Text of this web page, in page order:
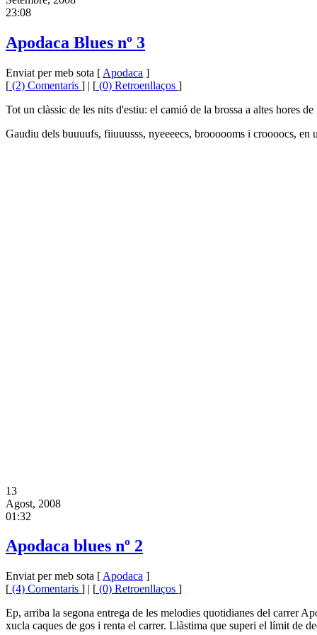
23:08
Apodaca Blues nº 3
Enviat per meb sota [ Apodaca ]
[ (2) Comentaris ] | [ (0) Retroenllaços ]
Tot un clàssic de les nits d'estiu: el camió de la brossa a altes hores
Gaudiu dels buuuufs, fiiuuusss, nyeeeecs, broooooms i croooocs,
13
Agost, 2008
01:32
Apodaca blues nº 2
Enviat per meb sota [ Apodaca ]
[ (4) Comentaris ] | [ (0) Retroenllaços ]
Ep, arriba la segona entrega de les melodies quotidianes del carrer
xucla caques de gos i renta el carrer. Llàstima que superi el límit de